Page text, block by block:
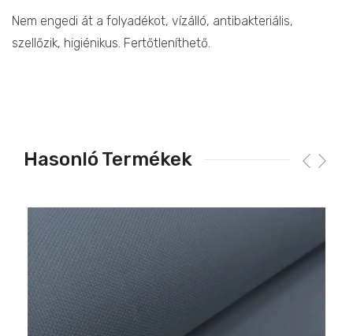
Nem engedi át a folyadékot, vízálló, antibakteriális,
szellőzik, higiénikus. Fertőtleníthető.
Hasonló Termékek